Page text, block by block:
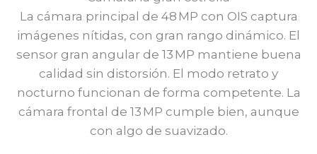
La cámara principal de 48 MP con OIS captura
imágenes nítidas, con gran rango dinámico. El
sensor gran angular de 13 MP mantiene buena
calidad sin distorsión. El modo retrato y
nocturno funcionan de forma competente. La
cámara frontal de 13 MP cumple bien, aunque
con algo de suavizado.